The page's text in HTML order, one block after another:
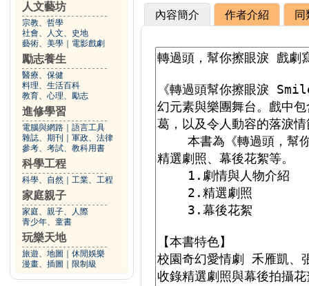
人文藝坊
宗教、哲學
社會、人文、史地
藝術、美學
電影戲劇
勵志養生
醫療、保健
料理、生活百科
教育、心理、勵志
進修學習
電腦與網路
語言工具
雜誌、期刊
軍政、法律
參考、考試、教科用書
科學工程
科學、自然 工業、工程
家庭親子
家庭、親子、人際
青少年、童書
玩樂天地
旅遊、地圖
休閒娛樂
漫畫、插圖
限制級
內容簡介 作者介紹 同